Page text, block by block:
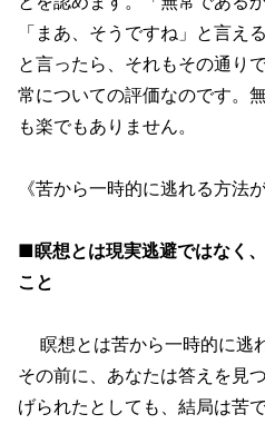
「まあ、そうですね」と言え
と言ったら、それもその通り
常についての評価なのです。
も楽でもありません。
《苦から一時的に逃れる方法
■瞑想とは現実逃避ではなく
こと
瞑想とは苦から一時的に逃
その前に、あなたは答えを見
げられたとしても、結局は苦